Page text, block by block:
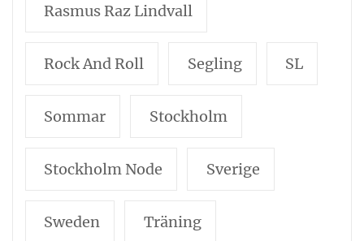
Rasmus Raz Lindvall
Rock And Roll Segling SL
Sommar Stockholm
Stockholm Node Sverige
Sweden Träning